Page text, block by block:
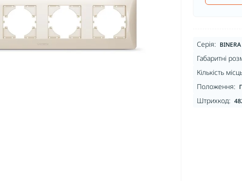
Серія: BINERA
Габаритні
Кількість
Положення:
Штрихкод: